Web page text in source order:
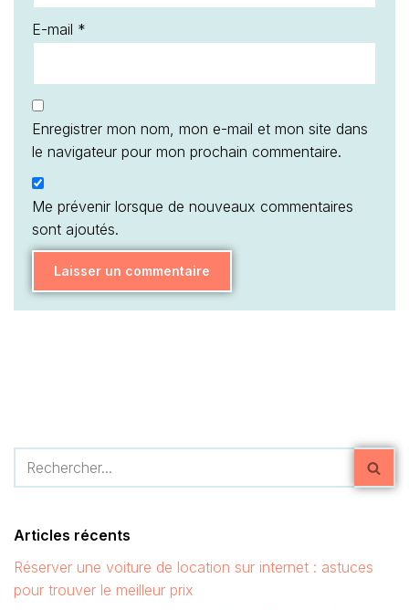
E-mail *
Enregistrer mon nom, mon e-mail et mon site dans
le navigateur pour mon prochain commentaire.
Me prévenir lorsque de nouveaux commentaires
sont ajoutés.
Articles récents
Réserver une voiture de location sur internet : astuces
pour trouver le meilleur prix